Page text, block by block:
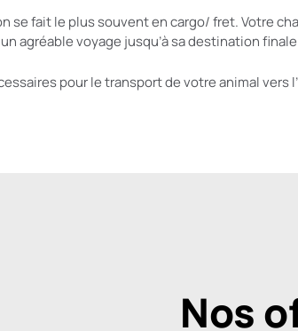
se fait le plus souvent en cargo/ fret. Votre
agréable voyage jusqu’à sa destination
pour le transport de votre animal vers
Nos